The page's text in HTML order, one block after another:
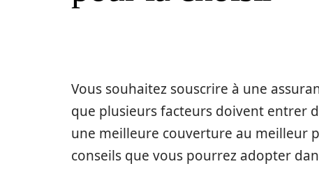
Vous souhaitez souscrire à une
que plusieurs facteurs doivent entrer
une meilleure couverture au meilleur
conseils que vous pourrez adopter